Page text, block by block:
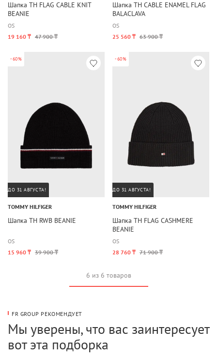
Шапка TH FLAG CABLE KNIT
BEANIE
OS
19 160 ₸ 47 900 ₸
Шапка TH CABLE ENAMEL FLAG
BALACLAVA
OS
25 560 ₸ 63 900 ₸
-60%
ДО 31 АВГУСТА!
TOMMY HILFIGER
Шапка TH RWB BEANIE
OS
15 960 ₸ 39 900 ₸
-60%
ДО 31 АВГУСТА!
TOMMY HILFIGER
Шапка TH FLAG CASHMERE
BEANIE
OS
28 760 ₸ 71 900 ₸
6 из 6 товаров
FR GROUP РЕКОМЕНДУЕТ
Мы уверены, что вас заинтересует
вот эта подборка